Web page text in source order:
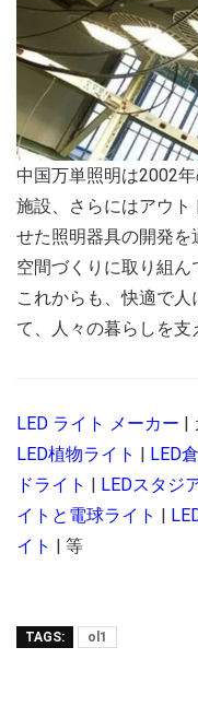
中国万単照明は2002
施設、さらにはアウ
せた照明器具の開発
空間づくりに取り組ん
これからも、快適で
て、人々の暮らしを支
LED ライト メーカー |
LED植物ライト | LED
ドライト | LEDスタジ
イトと電球ライト |
イト | 等
TAGS: ol1